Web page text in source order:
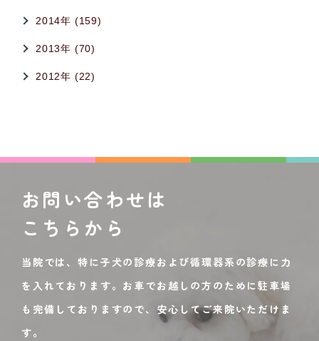
2014年 (159)
2013年 (70)
2012年 (22)
お問い合わせは
こちらから
当院では、特に子犬の診療および循環器系の診療に力
を入れております。お車でお越しの方のために駐車場
も完備しておりますので、安心してご来院いただけま
す。